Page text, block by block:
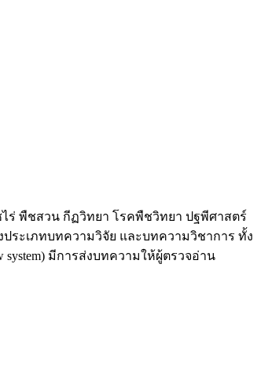
ร่ พืชสวน กีฏวิทยา โรคพืชวิทยา ปฐพีศาสตร์
ประเภทบทความวิจัย และบทความวิชาการ ทั้ง
มีการส่งบทความให้ผู้ตรวจอ่าน